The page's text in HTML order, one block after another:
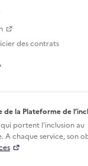
des contrats
la Plateforme de
portent l'inclusion au
A chaque service, son